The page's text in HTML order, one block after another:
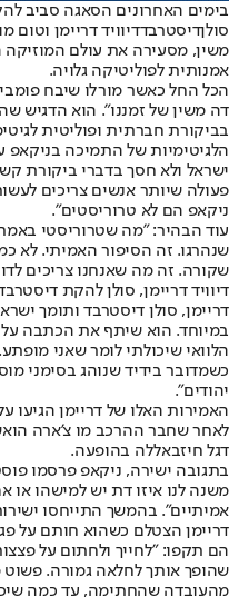
בימים האחרונים הסאגה סביב
סולןדיסטרבדדיוויד דריימן וטום
משין, מסעירה את עולם
אמנותית לפוליטיקה גלויה.
הכל החל כאשר מורלו שיבח
דה משין של זמננו". הוא הדגיש
בביקורת חברתית ופוליטית
הלגיטימיות של התמיכה
ישראל ולא חסך בדברי ביקורת
פעולה שיותר אנשים צריכים
ניקאפ הם לא טרוריסטים".
עוד הבהיר: "מה שטרוריסטי
שנהרגו. זה הסיפור האמיתי. לא
שקורה. זה מה שאנחנו צריכים
דיוויד דריימן, סולן להקת
דריימן, סולן דיסטרבד ותומך
במיוחד. הוא שיתף את הכתבה על
הלוואי שיכולתי לומר שאני
כשמדובר בידיד שנוהג בסימני
יהודים".
האמירות האלו של דריימן
לאחר שחבר ההרכב מו צ'ארה
דגל חיזבאללה בהופעה.
משנה לנו איזו דת יש למישהו או
אמיתיים". בהמשך התייחסו
דריימן הצטלם כשהוא חותם על
הם תקפו: "לחייך ולחתום על
שהופך אותך לחלאה גמורה.
מהעובדה שהחתימה, עד כמה